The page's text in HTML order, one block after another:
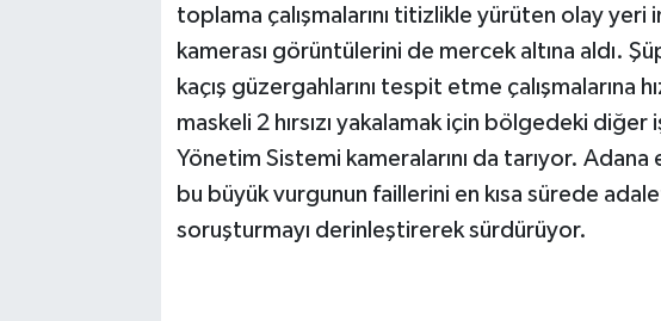
toplama çalışmalarını titizlikle yürüten olay yeri
kamerası görüntülerini de mercek altına aldı.
kaçış güzergahlarını tespit etme çalışmalarına
maskeli 2 hırsızı yakalamak için bölgedeki
Yönetim Sistemi kameralarını da tarıyor.
bu büyük vurgunun faillerini en kısa sürede
soruşturmayı derinleştirerek sürdürüyor.